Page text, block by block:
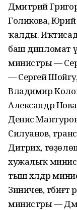
Дмитрий
Голикова,
ҡалды.
баш дипломат
министры —
— Сергей
Владимир
Александр
Денис
Силуанов,
Дитрих,
хужалыҡ
тыш хәлдәр
Зиничев,
министры —